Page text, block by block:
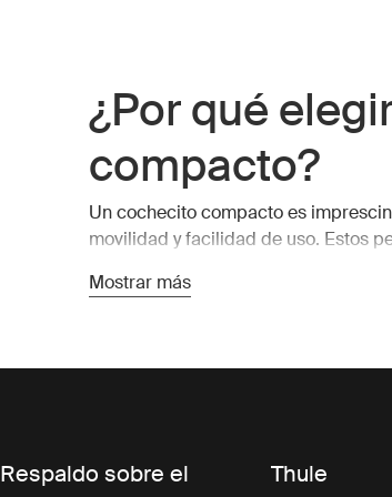
¿Por qué
compacto?
Un cochecito compacto es
movilidad y facilidad de uso. Estos
combinan un diseño elegante con
compacto
Mostrar más
Respaldo sobre el
Thule